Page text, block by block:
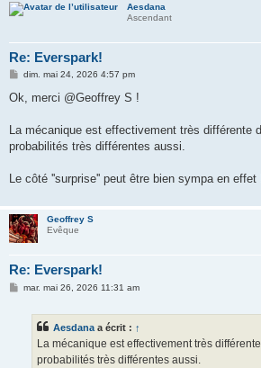
Aesdana
Ascendant
Re: Everspark!
M
s
g
dim. mai 24, 2026 4:57 pm
Ok, merci @Geoffrey S !
La mécanique est effectivement très différente
probabilités très différentes aussi.
Le côté ''surprise'' peut être bien sympa en effet
Geoffrey S
Evêque
Re: Everspark!
Mmar. mai 26, 2026 11:31 am
Aesdana a écrit : ↑
La mécanique est effectivement très
probabilités très différentes aussi.